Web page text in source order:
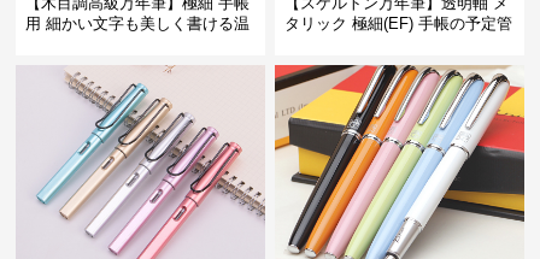
用 細かい文字も美しく書ける温
タリック 極細(EF) 手帳の予定管
デザイン